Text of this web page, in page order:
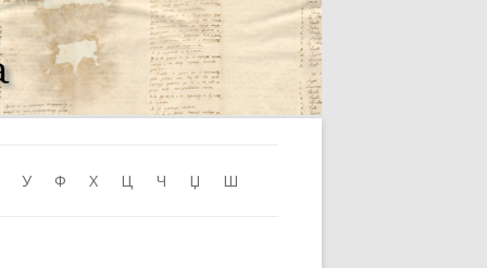
У Ф Х Ц Ч Џ Ш